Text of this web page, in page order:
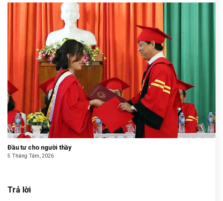
Đầu tư cho người thầy
5 Tháng Tám, 2026
Trả lời